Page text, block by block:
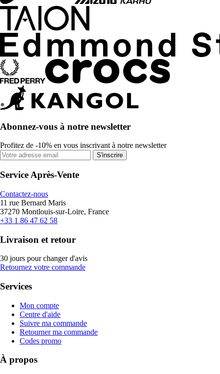
Abonnez-vous à notre newsletter
Profitez de -10% en vous inscrivant à notre newsletter
S'inscrire
Service Après-Vente
Contactez-nous
11 rue Bernard Maris
37270 Montlouis-sur-Loire, France
+33 1 86 47 62 58
Livraison et retour
30 jours pour changer d'avis
Retournez votre commande
Services
Mon compte
Centre d'aide
Suivre ma commande
Retourner ma commande
Codes promo
À propos